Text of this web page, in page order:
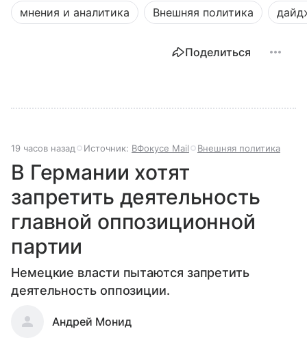
мнения и аналитика Внешняя политика
Поделиться
19 часов назад Источник: ВФокусе Mail Внешняя политика
В Германии хотят
запретить деятельность
главной оппозиционной
партии
Немецкие власти пытаются запретить
деятельность оппозиции.
Андрей Монид